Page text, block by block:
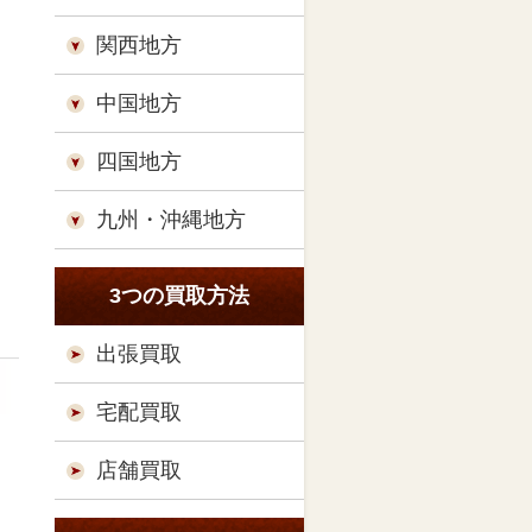
関西地方
中国地方
四国地方
九州・沖縄地方
3つの買取方法
出張買取
宅配買取
店舗買取